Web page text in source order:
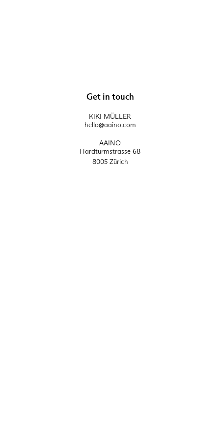
Get in touch
KIKI MÜLLER
hello@aaino.com
AAINO
Hardturmstrasse 68
8005 Zürich